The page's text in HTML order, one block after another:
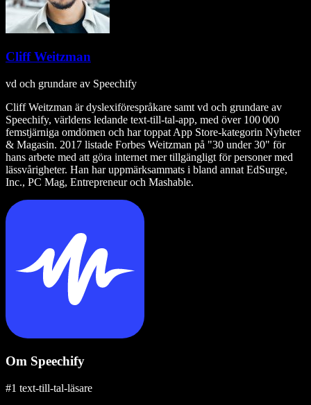
Cliff Weitzman
vd och grundare av Speechify
Cliff Weitzman är dyslexiförespråkare samt vd och grundare av
Speechify, världens ledande text‑till‑tal‑app, med över 100 000
femstjärniga omdömen och har toppat App Store-kategorin Nyheter
& Magasin. 2017 listade Forbes Weitzman på "30 under 30" för
hans arbete med att göra internet mer tillgängligt för personer med
lässvårigheter. Han har uppmärksammats i bland annat EdSurge,
Inc., PC Mag, Entrepreneur och Mashable.
Om Speechify
#1 text-till-tal-läsare